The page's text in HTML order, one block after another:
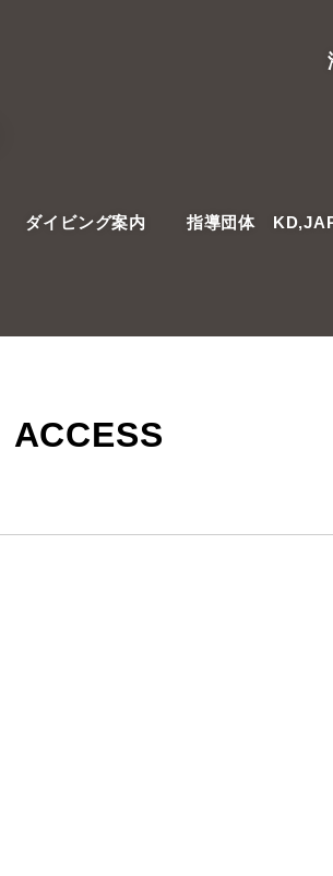
ダイビング案内 指導団体
ACCESS